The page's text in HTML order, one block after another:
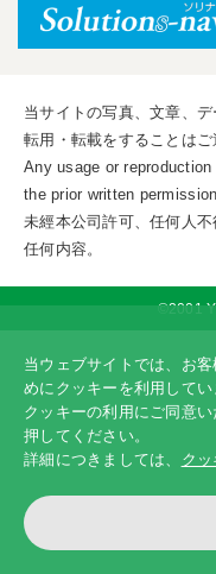
当サイトの写真、文章、
転用・転載をすることはご
Any usage or
the prior written
未經本公司許可、任何人
任何内容。
©2001
当ウェブサイトでは、お
めにクッキーを利用してい
クッキーの利用にご同意
押してください。
詳細につきましては、 ク